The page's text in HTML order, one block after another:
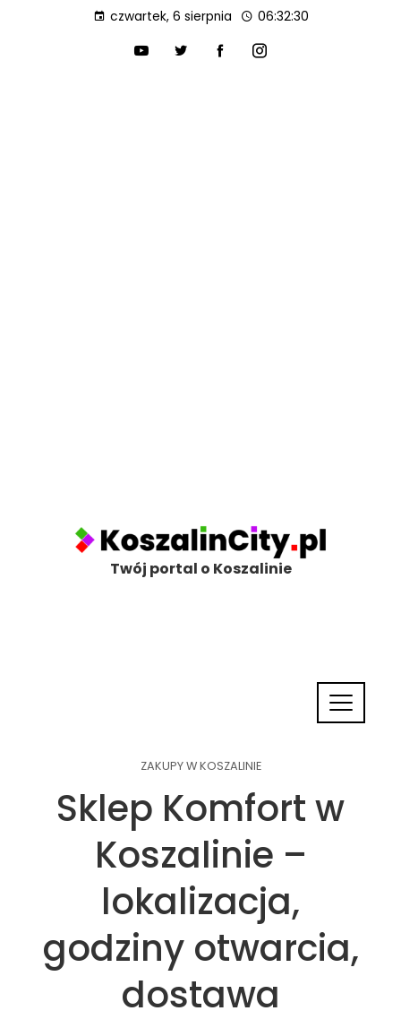
czwartek, 6 sierpnia 06:32:31
Twój portal o Koszalinie
ZAKUPY W KOSZALINIE
Sklep Komfort w
Koszalinie –
lokalizacja,
godziny otwarcia,
dostawa